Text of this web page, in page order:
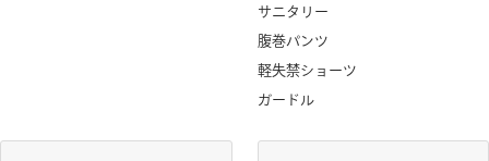
サニタリー
腹巻パンツ
軽失禁ショーツ
ガードル